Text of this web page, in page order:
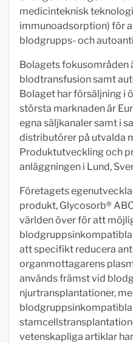
medicinteknisk
immunoadsorption) för
blodgrupps- och
Bolagets fokusområden
blodtransfusion samt
Bolaget har försäljning i
största marknaden är
egna säljkanaler samt i
distributörer på utvalda
Produktutveckling och
anläggningen i Lund,
Företagets
produkt, Glycosorb®
världen över för att
att specifikt reducera
organmottagarens
används främst vid
njurtransplantationer,
blodgruppsinkompatibla
vetenskapliga artiklar